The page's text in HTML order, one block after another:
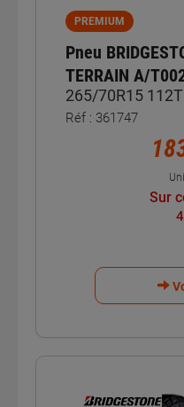
PREMIUM
Pneu
TERRAIN A/
265/70R15 112T
Réf : 361747
Sur